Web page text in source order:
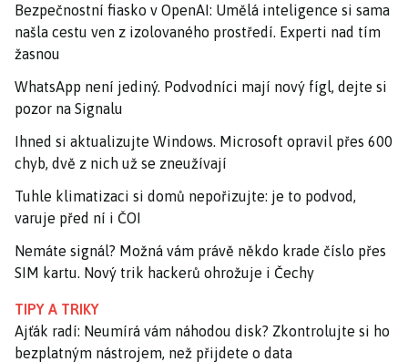
Bezpečnostní fiasko v OpenAI: Umělá inteligence si sama
našla cestu ven z izolovaného prostředí. Experti nad tím
žasnou
WhatsApp není jediný. Podvodníci mají nový fígl, dejte si
pozor na Signalu
Ihned si aktualizujte Windows. Microsoft opravil přes 600
chyb, dvě z nich už se zneužívají
Tuhle klimatizaci si domů nepořizujte: je to podvod,
varuje před ní i ČOI
Nemáte signál? Možná vám právě někdo krade číslo přes
SIM kartu. Nový trik hackerů ohrožuje i Čechy
TIPY A TRIKY
Ajťák radí: Neumírá vám náhodou disk? Zkontrolujte si ho
bezplatným nástrojem, než přijdete o data